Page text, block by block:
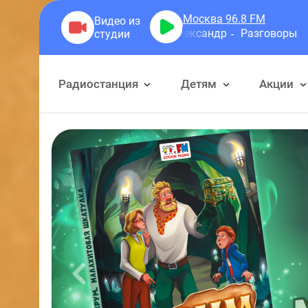
Москва 96.8 FM
Герра Александр
Разговоры
Радиостанция Детям Акции